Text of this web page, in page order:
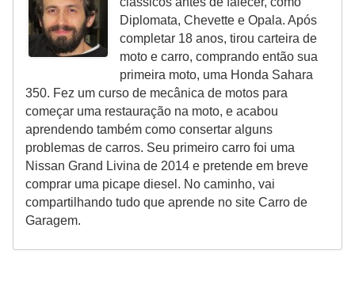
Diplomata, Chevette e Opala. Após
completar 18 anos, tirou carteira de
moto e carro, comprando então sua
primeira moto, uma Honda Sahara
350. Fez um curso de mecânica de motos para
começar uma restauração na moto, e acabou
aprendendo também como consertar alguns
problemas de carros. Seu primeiro carro foi uma
Nissan Grand Livina de 2014 e pretende em breve
comprar uma picape diesel. No caminho, vai
compartilhando tudo que aprende no site Carro de
Garagem.